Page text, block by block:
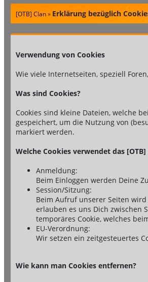
[OTB] Clan» Erklärung bezüglich
Verwendung von Cookies
Wie viele Internetseiten, speziell
Was sind Cookies?
Cookies sind kleine Dateien, welche
gespeichert, um die Nutzung von
markiert werden.
Welche Cookies verwendet das
Anmeldung:
Beim Einloggen werden Deine
Session/Sitzung:
Beim Aufruf unserer Seiten
erlauben es uns Dich zwischen
temporäres Cookie, welches
EU-Verordnung:
Wir setzen ein zeitgesteuertes
Wie kann man Cookies entfernen?